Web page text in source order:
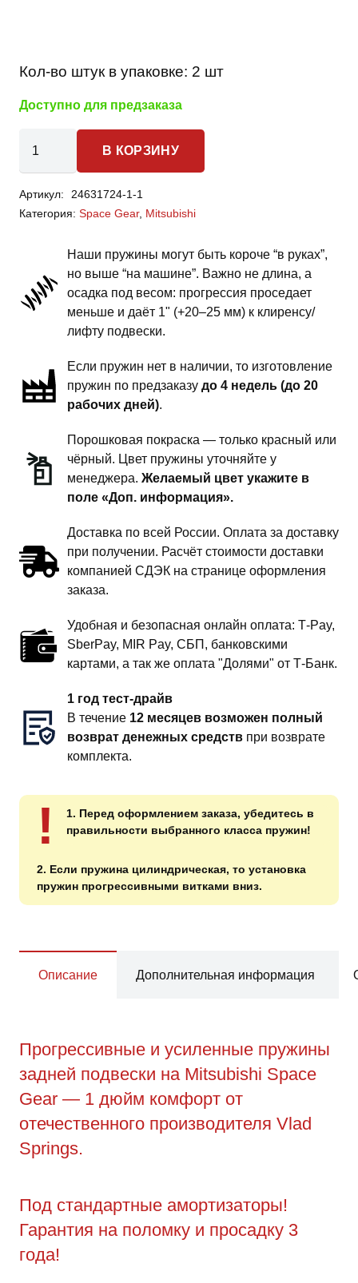
Кол-во штук в упаковке: 2 шт
Доступно для предзаказа
товара
Space
Gear
пружины
задней
подвески
дюйм
комфорт
В КОРЗИНУ
Артикул:
24631724-1-1
Категория: Space Gear, Mitsubishi
Наши пружины могут быть короче “в руках”,
но выше “на машине”. Важно не длина, а
осадка под весом: прогрессия проседает
меньше и даёт 1" (+20–25 мм) к клиренсу/
лифту подвески.
Если пружин нет в наличии, то изготовление
пружин по предзаказу до 4 недель (до 20
рабочих дней).
Порошковая покраска — только красный или
чёрный. Цвет пружины уточняйте у
менеджера. Желаемый цвет укажите в
поле «Доп. информация».
Доставка по всей России. Оплата за доставку
при получении. Расчёт стоимости доставки
компанией СДЭК на странице оформления
заказа.
Удобная и безопасная онлайн оплата: T‑Pay,
SberPay, MIR Pay, СБП, банковскими
картами, а так же оплата "Долями" от Т-Банк.
1 год тест-драйв
В течение 12 месяцев возможен полный
возврат денежных средств при возврате
комплекта.
!
1. Перед оформлением заказа, убедитесь в
правильности выбранного класса пружин!
2. Если пружина цилиндрическая, то установка
пружин прогрессивными витками вниз.
Описание Дополнительная информация
Прогрессивные и усиленные пружины
задней подвески на Mitsubishi Space
Gear — 1 дюйм комфорт от
отечественного производителя Vlad
Springs.
Под стандартные амортизаторы!
Гарантия на поломку и просадку 3
года!